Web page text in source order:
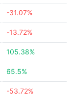
-31.07%
-13.72%
105.38%
65.5%
-53.72%